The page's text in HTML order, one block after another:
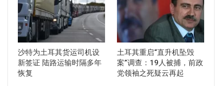
沙特为土耳其货运司机设
新签证 陆路运输时隔多年
恢复
土耳其重启“直升机坠毁
案”调查：19人被捕，前政
党领袖之死疑云再起